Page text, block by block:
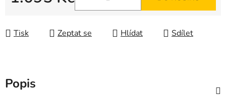
Tisk Zeptat se Hlídat Sdílet
Popis